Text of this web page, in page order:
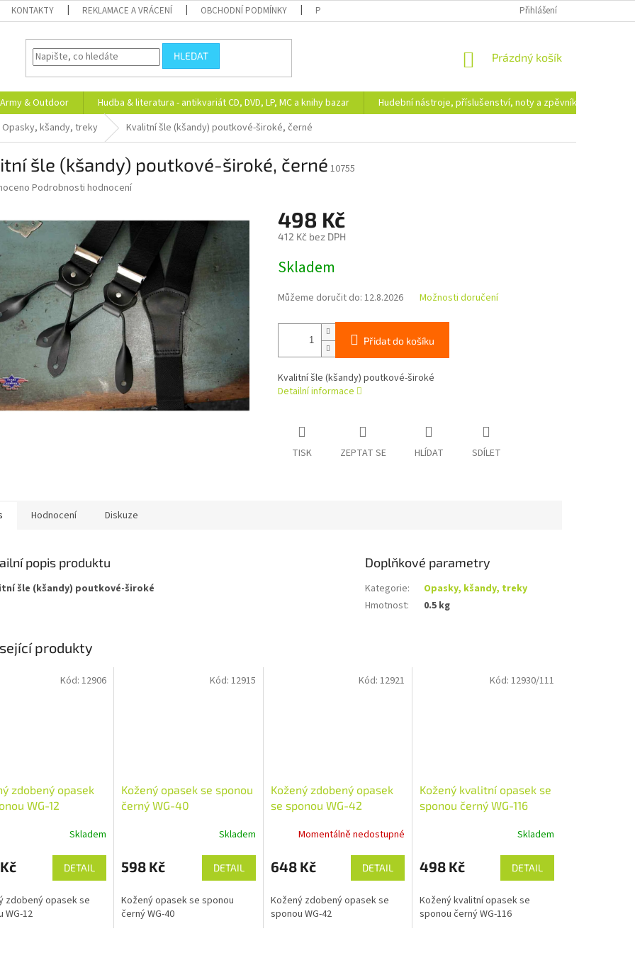
KONTAKTY REKLAMACE A VRÁCENÍ OBCHODNÍ PODMÍNKY PODMÍNKY OCHRANY OSOBNÍCH ÚDAJŮ DOPRAVA A PLATBA
Přihlášení
HLEDAT
NÁKUPNÍ
Prázdný košík
Army & Outdoor Hudba & literatura - antikvariát CD, DVD, LP, MC a knihy bazar Hudební nástroje, příslušenství, noty a zpěvníky
Opasky, kšandy, treky
Kvalitní šle (kšandy) poutkové-široké, černé
šle (kšandy) poutkové-široké, černé 10755
Podrobnosti hodnocení
498 Kč
412 Kč bez DPH
cena:
Skladem
Můžeme doručit do: 12.8.2026 Možnosti doručení
Přidat do košíku
Kvalitní šle (kšandy) poutkové-široké
Detailní informace
TISK ZEPTAT SE HLÍDAT SDÍLET
Hodnocení Diskuze
popis produktu
šle (kšandy) poutkové-široké
Doplňkové parametry
Kategorie:
Opasky, kšandy, treky
Hmotnost: 0.5 kg
produkty
zdobený opasek
WG-12
Skladem
DETAIL
zdobený opasek se
WG-12
Kód: 12906
Kožený opasek se sponou
černý WG-40
Skladem
598 Kč DETAIL
Kožený opasek se sponou
černý WG-40
Kód: 12915
Kožený zdobený opasek
se sponou WG-42
Momentálně nedostupné
648 Kč DETAIL
Kožený zdobený opasek se
sponou WG-42
Kód:12921
Kožený kvalitní opasek se
sponou černý WG-116
Skladem
498 Kč DETAIL
Kožený kvalitní opasek se
sponou černý WG-116
Kód: 12930/111